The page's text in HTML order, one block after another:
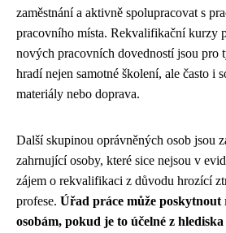
zaměstnání a aktivně spolupracovat s
pracovního místa. Rekvalifikační kurzy
nových pracovních dovedností jsou pro
hradí nejen samotné školení, ale často i
materiály nebo doprava.
Další skupinou oprávněných osob jsou
zahrnující osoby, které sice nejsou v
zájem o rekvalifikaci z důvodu hrozící
profese. Úřad práce může
osobám, pokud je to účelné z